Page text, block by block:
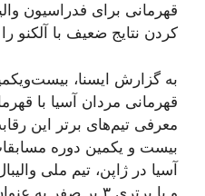
قهرمانی برای فدراسیون
کردن نتایج ضعیف با آلکنو
به گزارش ایسنا،
قهرمانی مردان آسیا با
معرفی تیم‌های برتر این
بیست‌ و یکمین دوره
آسیا در ژاپن، تیم ملی
و با برتری ۳ بر